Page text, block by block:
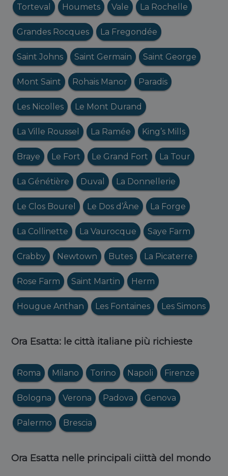
Torteval Houmets Vale La Rochelle
Grandes Rocques La Fregondée
Saint Johns Saint Germain Saint George
Mont Saint Rohais Manor Paradis
Les Nicolles Le Mont Durand
La Ville Roussel La Ramée King’s Mills
Braye Le Fort Le Grand Fort La Tour
La Génétière Duval La Donnellerie
Le Clos Bourel Le Dos d’Âne La Forge
La Collinette La Vaurocque Saye Farm
Crabby Newtown Butes La Picaterre
Rose Farm Saint Martin Herm
Hougue Anthan Les Fontaines Les Simons
Ora Esatta: le città italiane più richieste
Roma Milano Torino Napoli Firenze
Bologna Verona Padova Genova
Palermo Brescia
Ora Esatta nelle principali ciittà del mondo